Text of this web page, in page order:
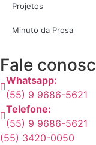
Projetos
Minuto da Prosa
Fale
Whatsapp:
(55) 9 9686-5621
Telefone:
(55) 9 9686-5621
(55) 3420-0050